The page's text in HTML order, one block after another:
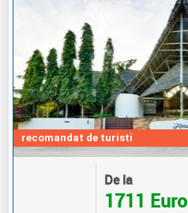
recomandat de turisti
De la
1711 Euro